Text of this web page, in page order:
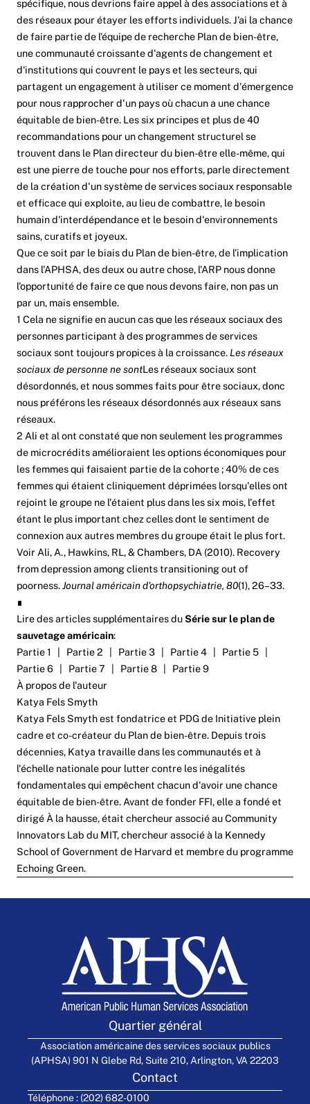
spécifique, nous devrions faire appel à des associations et à
des réseaux pour étayer les efforts individuels. J’ai la chance
de faire partie de l’équipe de recherche Plan de bien-être,
une communauté croissante d'agents de changement et
d'institutions qui couvrent le pays et les secteurs, qui
partagent un engagement à utiliser ce moment d'émergence
pour nous rapprocher d'un pays où chacun a une chance
équitable de bien-être. Les six principes et plus de 40
recommandations pour un changement structurel se
trouvent dans le Plan directeur du bien-êtreelle-même, qui
est une pierre de touche pour nos efforts, parle directement
de la création d'un système de services sociaux responsable
et efficace qui exploite, au lieu de combattre, le besoin
humain d'interdépendance et le besoin d'environnements
sains, curatifs et joyeux.
Que ce soit par le biais du Plan de bien-être, de l’implication
dans l’APHSA, des deux ou autre chose, l’ARP nous donne
l’opportunité de faire ce que nous devons faire, non pas un
par un, mais ensemble.
1 Cela ne signifie en aucun cas que les réseaux sociaux des
personnes participant à des programmes de services
sociaux sont toujours propices à la croissance. Les réseaux
sociaux de personne ne sontLes réseaux sociaux sont
désordonnés, et nous sommes faits pour être sociaux, donc
nous préférons les réseaux désordonnés aux réseaux sans
réseaux.
2 Ali et al ont constaté que non seulement les programmes
de microcrédits amélioraient les options économiques pour
les femmes qui faisaient partie de la cohorte ; 40% de ces
femmes qui étaient cliniquement déprimées lorsqu'elles ont
rejoint le groupe ne l'étaient plus dans les six mois, l'effet
étant le plus important chez celles dont le sentiment de
connexion aux autres membres du groupe était le plus fort.
Voir Ali, A., Hawkins, RL, & Chambers, DA (2010). Recovery
from depression among clients transitioning out of
poorness.Journal américain d'orthopsychiatrie, 80(1), 26–33.
∎
Lire des articles supplémentaires duSérie sur le plan de
sauvetage américain:
Partie 1
| Partie 2 | Partie 3 | Partie 4 | Partie 5 |
Partie 6 | Partie 7 | Partie 8 | Partie 9
À propos de l'auteur
Katya Fels Smyth
Katya Fels Smyth est fondatrice et PDG de Initiative plein
cadreet co-créateur du Plan de bien-être. Depuis trois
décennies, Katya travaille dans les communautés et à
l'échelle nationale pour lutter contre les inégalités
fondamentales qui empêchent chacun d'avoir une chance
équitable de bien-être. Avant de fonder FFI, elle a fondé et
dirigéÀ la hausse, était chercheur associé au Community
Innovators Lab du MIT, chercheur associé à la Kennedy
School of Government de Harvard et membre du programme
Echoing Green.
Quartier général
Association américaine des services sociaux publics
(APHSA) 901 N Glebe Rd, Suite 210, Arlington, VA 22203
Contact
Téléphone : (202) 682-0100